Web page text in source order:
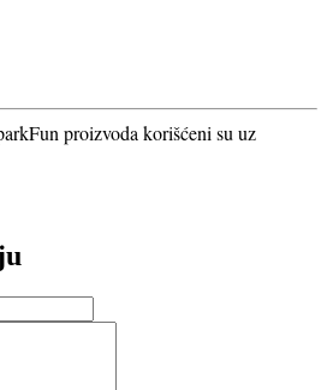
proizvoda korišćeni su uz